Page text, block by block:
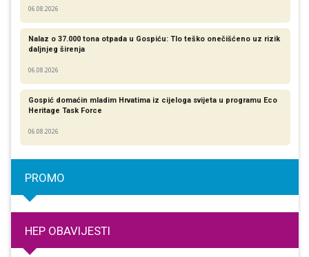
06.08.2026
Nalaz o 37.000 tona otpada u Gospiću: Tlo teško onečišćeno uz rizik
daljnjeg širenja
06.08.2026
Gospić domaćin mladim Hrvatima iz cijeloga svijeta u programu Eco
Heritage Task Force
06.08.2026
PROMO
HEP OBAVIJESTI